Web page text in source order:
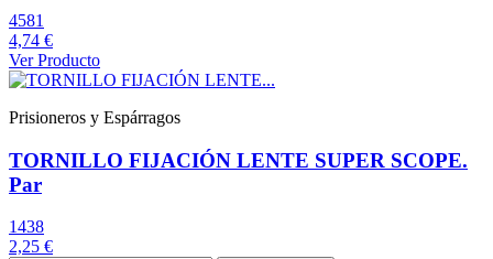
4581
4,74 €
Ver Producto
Prisioneros y Espárragos
TORNILLO FIJACIÓN LENTE SUPER SCOPE.
Par
1438
2,25 €